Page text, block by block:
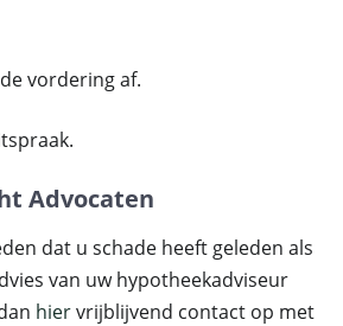
vordering af.
Advocaten
dat u schade heeft geleden als
van uw hypotheekadviseur
hiervrijblijvend contact op met